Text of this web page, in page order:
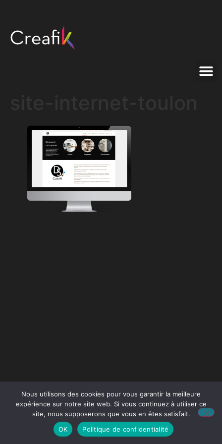
Nous utilisons des cookies pour vous garantir la meilleure
expérience sur notre site web. Si vous continuez à utiliser ce
site, nous supposerons que vous en êtes satisfait.
OK
Politique de confidentialité